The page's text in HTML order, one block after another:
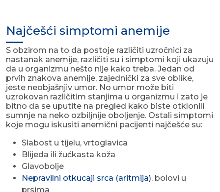
Najčešći simptomi anemije
S obzirom na to da postoje različiti uzročnici za
nastanak anemije, različiti su i simptomi koji ukazuju
da u organizmu nešto nije kako treba. Jedan od
prvih znakova anemije, zajednički za sve oblike,
jeste neobjašnjiv umor. No umor može biti
uzrokovan različitim stanjima u organizmu i zato je
bitno da se uputite na pregled kako biste otklonili
sumnje na neko ozbiljnije oboljenje. Ostali simptomi
koje mogu iskusiti anemični pacijenti najčešće su:
Slabost u tijelu, vrtoglavica
Blijeda ili žućkasta koža
Glavobolje
Nepravilni otkucaji srca (aritmija), bolovi u
prsima